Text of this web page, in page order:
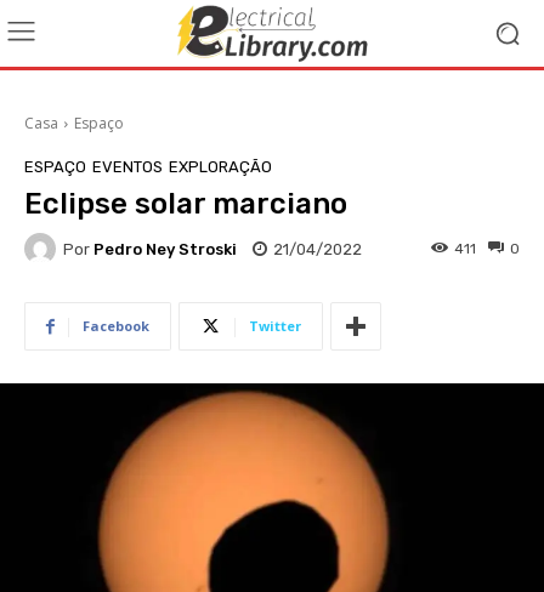
Casa Espaço
ESPAÇO EVENTOS EXPLORAÇÃO
Eclipse solar marciano
Por Pedro Ney Stroski 21/04/2022 0
411
Facebook Twitter